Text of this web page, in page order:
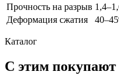
Прочность на разрыв
Деформация сжатия
Каталог
С этим покупают